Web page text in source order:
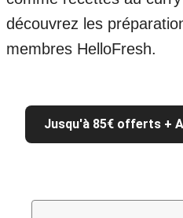
découvrez les
membres HelloFresh.
Jusqu'à 85€ offerts +